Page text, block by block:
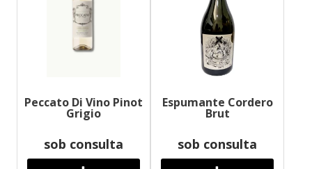
Peccato Di Vino Pinot
Grigio
sob consulta
Espumante Cordero
Brut
sob consulta